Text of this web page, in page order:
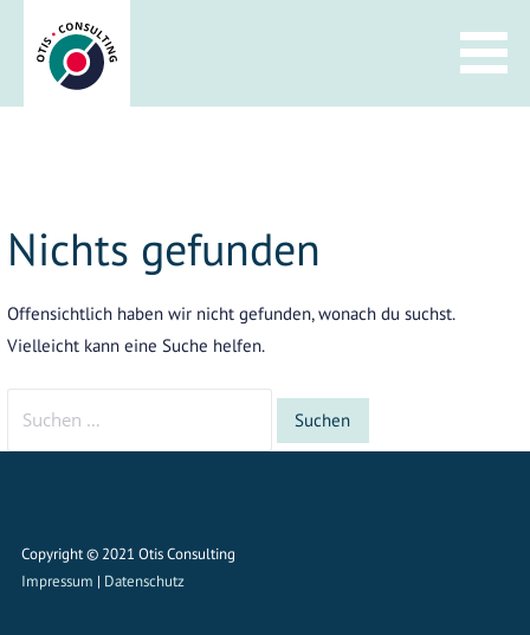
Inhalt
springen
Nichts gefunden
Offensichtlich haben wir nicht gefunden, wonach du suchst.
Vielleicht kann eine Suche helfen.
Copyright © 2021 Otis Consulting
Impressum | Datenschutz